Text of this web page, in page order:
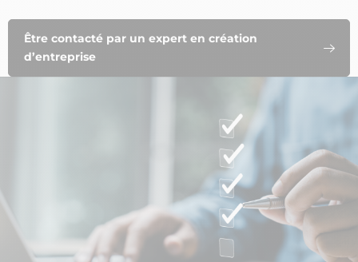
Être contacté par un expert en création
d’entreprise